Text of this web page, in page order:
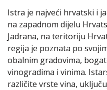
Istra je najveći hrvatski i
na zapadnom dijelu
Jadrana, na teritoriju
regija je poznata po
obalnim gradovima,
vinogradima i vinima.
različite vrste vina,